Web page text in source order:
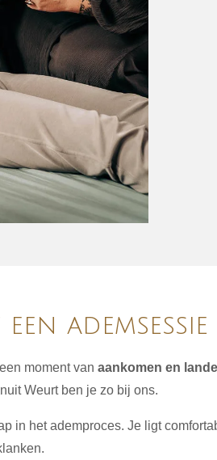
moment van aankomen en
Weurt ben je zo bij ons.
in het ademproces. Je ligt